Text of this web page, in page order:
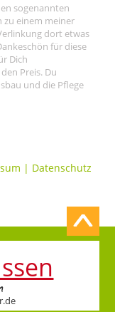
sogenannten
zu einem meiner
dort etwas
für diese
Dich
Preis. Du
und die Pflege
| Datenschutz